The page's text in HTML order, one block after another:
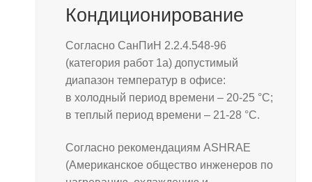
Кондиционирование
Согласно СанПиН 2.2.4.548-96
(категория работ 1а) допустимый
диапазон температур в офисе:
в холодный период времени – 20-25 °С;
в теплый период времени – 21-28 °С.
Согласно рекомендациям ASHRAE
(Aмериканское общество инженеров по